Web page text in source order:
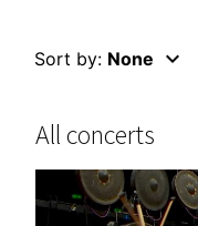
Sort by: None keyboard_arrow_down
All concerts